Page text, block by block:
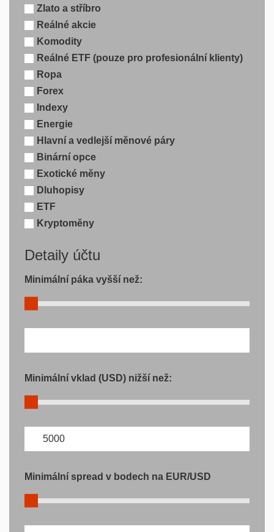
Zlato a stříbro
Reálné akcie
Komodity
Reálné ETF (pouze pro profesionální klienty)
Ropa
Forex
Indexy
Energie
Hlavní a vedlejší měnové páry
Binární opce
Exotické měny
Dluhopisy
ETF
Kryptoměny
Detaily účtu
Minimální páka vyšší než:
Minimální vklad (USD) nižší než:
Minimální spread v bodech na EUR/USD